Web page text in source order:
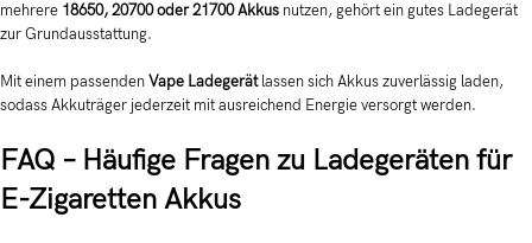
mehrere 18650, 20700 oder 21700 Akkus nutzen, gehört ein gutes Ladegerät
zur Grundausstattung.
Mit einem passendenVape Ladegerätlassen sich Akkus zuverlässig laden,
sodass Akkuträger jederzeit mit ausreichend Energie versorgt werden.
FAQ – Häufige Fragen zu Ladegeräten für
E-Zigaretten Akkus